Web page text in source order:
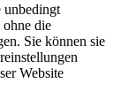
unbedingt
die
Sie können sie
Website